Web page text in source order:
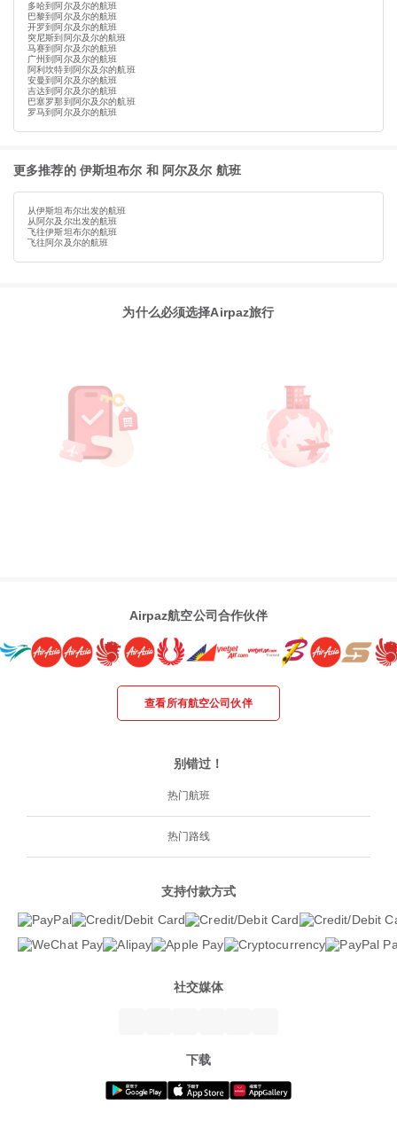
多哈到阿尔及尔的航班
巴黎到阿尔及尔的航班
开罗到阿尔及尔的航班
突尼斯到阿尔及尔的航班
马赛到阿尔及尔的航班
广州到阿尔及尔的航班
阿利坎特到阿尔及尔的航班
安曼到阿尔及尔的航班
吉达到阿尔及尔的航班
巴塞罗那到阿尔及尔的航班
罗马到阿尔及尔的航班
更多推荐的 伊斯坦布尔 和 阿尔及尔 航班
从伊斯坦布尔出发的航班
从阿尔及尔出发的航班
飞往伊斯坦布尔的航班
飞往阿尔及尔的航班
为什么必须选择Airpaz旅行
Airpaz航空公司合作伙伴
查看所有航空公司伙伴
别错过！
热门航班
热门路线
支持付款方式
社交媒体
下载